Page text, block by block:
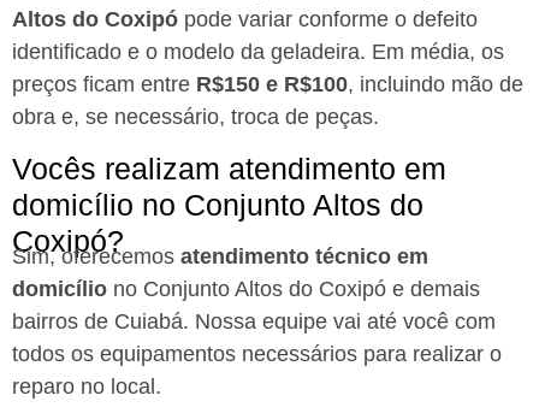
Altos do Coxipó pode variar conforme o defeito
identificado e o modelo da geladeira. Em média, os
preços ficam entre R$150 e R$100, incluindo mão de
obra e, se necessário, troca de peças.
Vocês realizam atendimento em
domicílio no Conjunto Altos do
Coxipó?
Sim, oferecemos atendimento técnico em
domicílio no Conjunto Altos do Coxipó e demais
bairros de Cuiabá. Nossa equipe vai até você com
todos os equipamentos necessários para realizar o
reparo no local.